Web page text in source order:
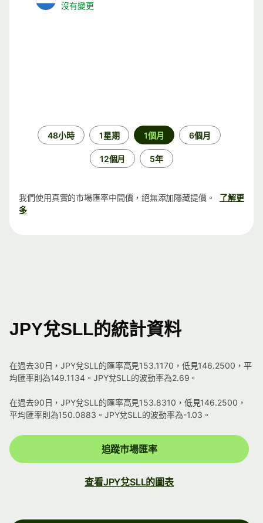
沒有變更
48小時 1星期 1個月 6個月
12個月 5年
我們使用真實的市場匯率中間價，絕無添加隱藏提價。
了解更
多
JPY兌SLL的統計資料
在過去30日，JPY兌SLL的匯率高見153.1170，低見146.2500，平
均匯率則為149.1134。JPY兌SLL的波動率為2.69。
在過去90日，JPY兌SLL的匯率高見153.8310，低見146.2500，
平均匯率則為150.0883。JPY兌SLL的波動率為-1.03。
追蹤市場匯率
查看JPY兌SLL的圖表